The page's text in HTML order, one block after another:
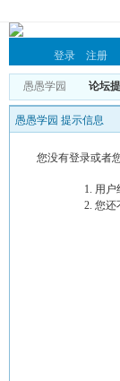
登录 注册
愚愚学园 论坛
愚愚学园 提示信息
您没有登录或者
用户
您还